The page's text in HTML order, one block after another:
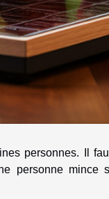
personnes. Il
personne mince